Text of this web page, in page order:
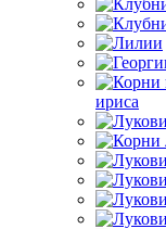
ириса